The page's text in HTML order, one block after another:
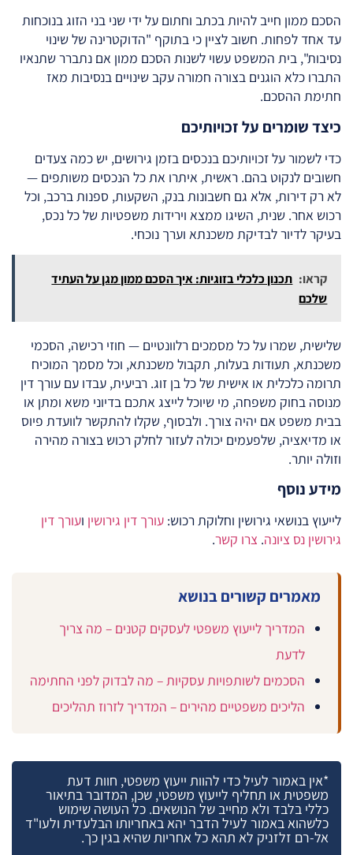
הסכם ממון חייב להיות בכתב וחתום על ידי שני בני הזוג בנוכחות
עד אחד לפחות. חשוב לציין כי בתוקף "הדוקטרינה של שינוי
נסיבות", בית המשפט עשוי לשנות הסכם ממון אם נתברר שתנאיו
התברו כלא הוגנים בצורה חמורה עקב שינויים בנסיבות מאז
חתימת ההסכם.
כיצד שומרים על זכויותיכם
כדי לשמור על זכויותיכם בנכסים בזמן גירושים, יש כמה צעדים
חשובים לנקוט בהם. ראשית, איתרו את כל הנכסים משותפים —
לא רק דירות, אלא גם חשבונות בנק, השקעות, ספנות ברכב, וכל
רכוש אחר. שנית, השיגו ממצא וירידות משפטיות של כל נכס,
בעיקר לדיור לבדיקת משכנתא וערך נוכחי.
קראו: תכנון כלכלי בזוגיות: איך הסכם ממון מגן על העתיד
שלכם
שלישית, שמרו על כל מסמכים רלוונטיים — חוזי רכישה, הסכמי
משכנתא, תעודות בעלות, תקבול משכנתא, וכל מסמך המוכיח
תרומה כלכלית או אישית של כל בן זוג. רביעית, עבדו עם עורך דין
מנוסה בחוק משפחה, מי שיוכל לייצג אתכם בדיוני משא ומתן או
בבית משפט אם יהיה צורך. ולבסוף, שקלו להתקשר לוועדת פיוס
או מדיאציה, שלפעמים יכולה לעזור לחלק רכוש בצורה מהירה
וזולה יותר.
מידע נוסף
לייעוץ בנושאי גירושין וחלוקת רכוש: עורך דין גירושין ועורך דין
גירושין נס ציונה. צרו קשר.
מאמרים קשורים בנושא
המדריך לייעוץ משפטי לעסקים קטנים – מה צריך
לדעת
הסכמים לשותפויות עסקיות – מה לבדוק לפני החתימה
הליכים משפטיים מהירים – המדריך לזרוז תהליכים
*אין באמור לעיל כדי להוות ייעוץ משפטי, חוות דעת
משפטית או תחליף לייעוץ משפטי, שכן, המדובר בתיאור
כללי בלבד ולא מחייב של הנושאים. כל העושה שימוש
כלשהוא באמור לעיל הדבר יהא באחריותו הבלעדית ולעו"ד
אל-רם זלזניק לא תהא כל אחריות שהיא בגין כך.